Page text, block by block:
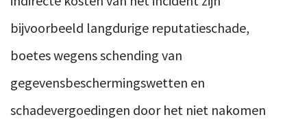
bijvoorbeeld langdurige reputatieschade,
boetes wegens schending van
gegevensbeschermingswetten en
schadevergoedingen door het niet nakomen